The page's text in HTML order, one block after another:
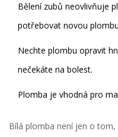
Bělení zubů neovlivňuje
potřebovat novou
Nechte plombu opravit
nečekáte na bolest.
Plomba je vhodná pro
Bílá plomba není jen o